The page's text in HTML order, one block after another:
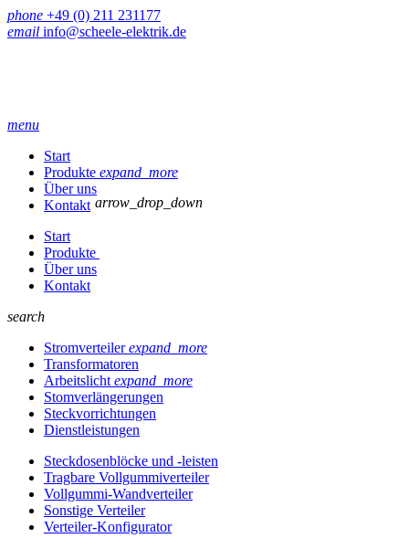
phone +49 (0) 211 231177
email info@scheele-elektrik.de
menu
Start
Produkte expand_more
Über uns
Kontakt
Start
Produkte
arrow_drop_down
Über uns
Kontakt
search
Stromverteilerexpand_more
Transformatoren
Arbeitslicht expand_more
Stomverlängerungen
Steckvorrichtungen
Dienstleistungen
Steckdosenblöcke und -leisten
Tragbare Vollgummiverteiler
Vollgummi-Wandverteiler
Sonstige Verteiler
Verteiler-Konfigurator